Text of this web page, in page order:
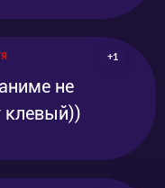
+1
не
клевый))